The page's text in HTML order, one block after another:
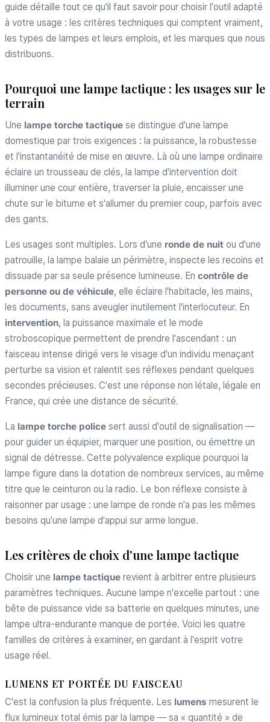
guide détaille tout ce qu'il faut savoir pour choisir l'outil adapté
à votre usage : les critères techniques qui comptent vraiment,
les types de lampes et leurs emplois, et les marques que nous
distribuons.
Pourquoi une lampe tactique : les usages sur le
terrain
Une lampe torche tactique se distingue d'une lampe
domestique par trois exigences : la puissance, la robustesse
et l'instantanéité de mise en œuvre. Là où une lampe ordinaire
éclaire un trousseau de clés, la lampe d'intervention doit
illuminer une cour entière, traverser la pluie, encaisser une
chute sur le bitume et s'allumer du premier coup, parfois avec
des gants.
Les usages sont multiples. Lors d'une ronde de nuit ou d'une
patrouille, la lampe balaie un périmètre, inspecte les recoins et
dissuade par sa seule présence lumineuse. En contrôle de
personne ou de véhicule, elle éclaire l'habitacle, les mains,
les documents, sans aveugler inutilement l'interlocuteur. En
intervention, la puissance maximale et le mode
stroboscopique permettent de prendre l'ascendant : un
faisceau intense dirigé vers le visage d'un individu menaçant
perturbe sa vision et ralentit ses réflexes pendant quelques
secondes précieuses. C'est une réponse non létale, légale en
France, qui crée une distance de sécurité.
La lampe torche police sert aussi d'outil de signalisation —
pour guider un équipier, marquer une position, ou émettre un
signal de détresse. Cette polyvalence explique pourquoi la
lampe figure dans la dotation de nombreux services, au même
titre que le ceinturon ou la radio. Le bon réflexe consiste à
raisonner par usage : une lampe de ronde n'a pas les mêmes
besoins qu'une lampe d'appui sur arme longue.
Les critères de choix d'une lampe tactique
Choisir une lampe tactique revient à arbitrer entre plusieurs
paramètres techniques. Aucune lampe n'excelle partout : une
bête de puissance vide sa batterie en quelques minutes, une
lampe ultra-endurante manque de portée. Voici les quatre
familles de critères à examiner, en gardant à l'esprit votre
usage réel.
LUMENS ET PORTÉE DU FAISCEAU
C'est la confusion la plus fréquente. Les lumens mesurent le
flux lumineux total émis par la lampe — sa « quantité » de